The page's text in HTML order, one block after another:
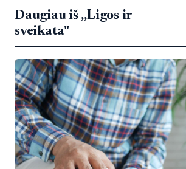
Daugiau iš „Ligos ir
sveikata"